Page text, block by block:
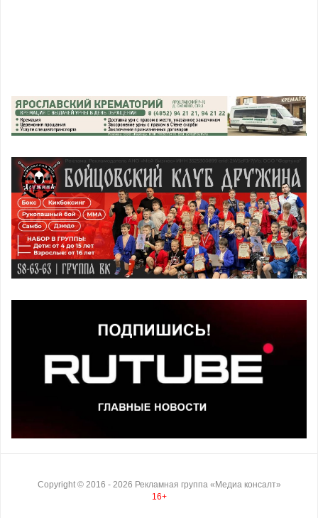
Copyright © 2016 - 2026 Рекламная группа «Медиа консалт»
16+